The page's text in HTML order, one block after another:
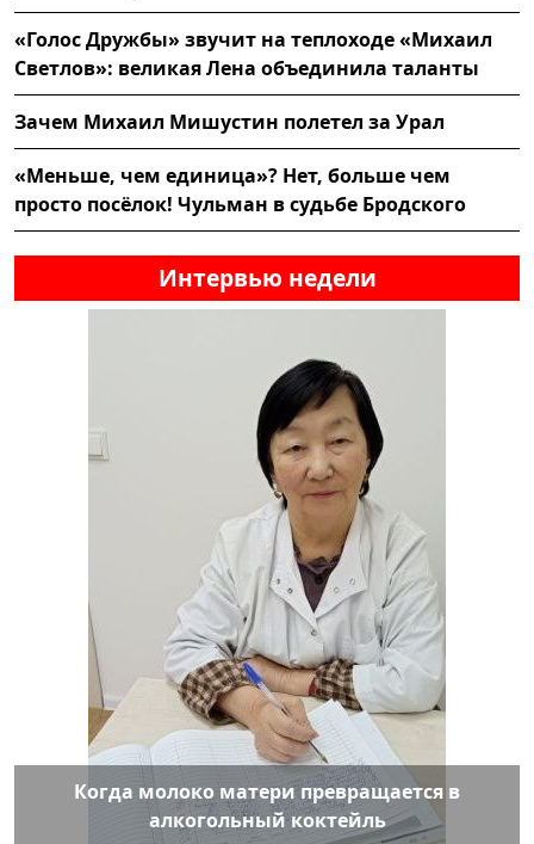
«Голос Дружбы» звучит на теплоходе «Михаил
Светлов»: великая Лена объединила таланты
Зачем Михаил Мишустин полетел за Урал
«Меньше, чем единица»? Нет, больше чем
просто посёлок! Чульман в судьбе Бродского
Интервью недели
Когда молоко матери превращается в
алкогольный коктейль